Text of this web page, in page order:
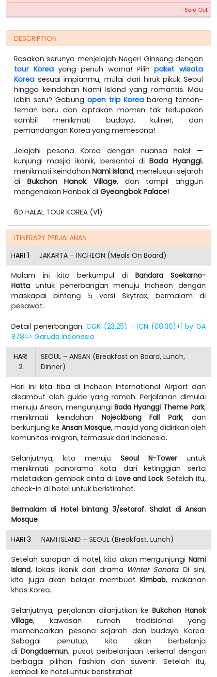
Sold Out
DESCRIPTION
Rasakan serunya menjelajah Negeri Ginseng dengan
tour Koreayang penuh warna! Pilihpaket wisata
Korea sesuai impianmu, mulai dari hiruk pikuk Seoul
hingga keindahan Nami Island yang romantis. Mau
lebih seru? Gabungopen trip Koreabareng teman-
teman baru dan ciptakan momen tak terlupakan
sambil menikmati budaya, kuliner, dan
pemandangan Korea yang memesona!
Jelajahi pesona Korea dengan nuansa halal —
kunjungi masjid ikonik, bersantai di Bada Hyanggi,
menikmati keindahan Nami Island, menelusuri sejarah
diBukchon Hanok Village, dan tampil anggun
mengenakan Hanbok di Gyeongbok Palace!
6D HALAL TOUR KOREA (V1)
ITINERARY PERJALANAN
HARI 1 JAKARTA – INCHEON (Meals On Board)
Malam ini kita berkumpul di Bandara Soekarno-
Hatta untuk penerbangan menuju Incheon dengan
maskapai bintang 5 versi Skytrax, bermalam di
pesawat.
Detail penerbangan:CGK (23.25) – ICN (08.30)+1 by GA
878=> Garuda Indonesia
HARI
2
SEOUL – ANSAN (Breakfast on Board, Lunch,
Dinner)
Hari ini kita tiba di Incheon International Airport dan
disambut oleh guide yang ramah. Perjalanan dimulai
menuju Ansan, mengunjungi Bada Hyanggi Theme Park,
menikmati keindahan Nojeckbong Fall Park, dan
berkunjung ke Ansan Mosque, masjid yang didirikan oleh
komunitas imigran, termasuk dari Indonesia.
Selanjutnya, kita menuju Seoul N-Toweruntuk
menikmati panorama kota dari ketinggian serta
meletakkan gembok cinta di Love and Lock. Setelah itu,
check-in di hotel untuk beristirahat.
Bermalam di Hotel bintang 3/setaraf. Shalat di Ansan
Mosque
HARI 3 NAMI ISLAND – SEOUL (Breakfast, Lunch)
Setelah sarapan di hotel, kita akan mengunjungi Nami
Island, lokasi ikonik dari drama Winter Sonata. Di sini,
kita juga akan belajar membuatKimbab, makanan
khas Korea.
Selanjutnya, perjalanan dilanjutkan keBukchon Hanok
Village, kawasan rumah tradisional yang
memancarkan pesona sejarah dan budaya Korea.
Sebagai penutup, kita akan berbelanja
di Dongdaemun, pusat perbelanjaan terkenal dengan
berbagai pilihan fashion dan suvenir. Setelah itu,
kembali ke hotel untuk beristirahat.